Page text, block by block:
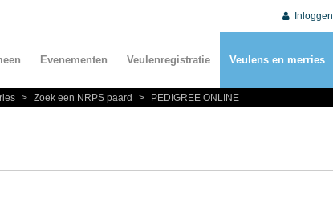
Inloggen
Evenementen Veulenregistratie Veulens en merries
> Zoek een NRPS paard > PEDIGREE ONLINE